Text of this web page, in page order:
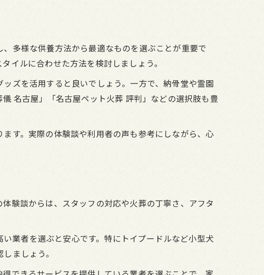
別れ
多様な供養方法から最適なものを選ぶことが重要で
イルに合わせた方法を検討しましょう。
ズを活用すると良いでしょう。一方で、納骨堂や霊園
名古屋」「名古屋ペット火葬 評判」などの選択肢も豊
す。実際の体験談や利用者の声も参考にしながら、心
験談からは、スタッフの対応や火葬の丁寧さ、アフタ
業者を選ぶと安心です。特にトイプードルなど小型犬
ましょう。